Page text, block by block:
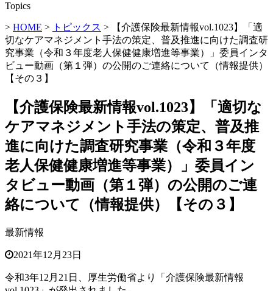
Topics
> HOME > トピックス > 【介護保険最新情報vol.1023】「適
切なケアマネジメント手法の策定、普及推進に向けた調査研
究事業（令和３年度老人保健健康増進等事業）」委員インタ
ビュー動画（第１弾）の公開のご連絡について（情報提供）
【その３】
【介護保険最新情報vol.1023】「適切な
ケアマネジメント手法の策定、普及推
進に向けた調査研究事業（令和３年度
老人保健健康増進等事業）」委員イン
タビュー動画（第１弾）の公開のご連
絡について（情報提供）【その３】
最新情報
2021年12月23日
令和3年12月21日、厚生労働省より「介護保険最新情報